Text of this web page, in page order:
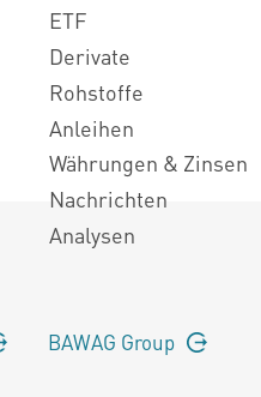
ETF
Derivate
Rohstoffe
Anleihen
Währungen & Zinsen
Nachrichten
Analysen
BAWAG Group